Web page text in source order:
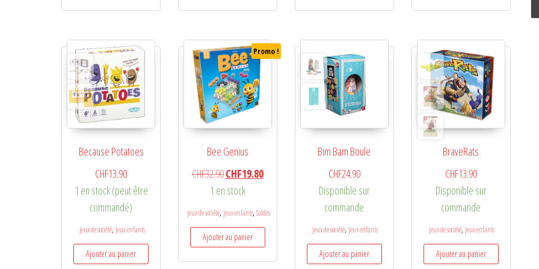
Because Potatoes
CHF13.90
1 en stock (peut être
commandé)
Jeux de société, Jeux enfants
Ajouter au panier
Promo !
Bee Genius
CHF32.90Le prix initial était : CHF32.90.
CHF19.80Le prix actuel est : CHF19.80.
1 en stock
Jeux de société, Jeux enfants,Soldes
Ajouter au panier
Bim Bam Boule
CHF24.90
Disponible sur
commande
Jeux de société, Jeux enfants
Ajouter au panier
BraveRats
CHF13.90
Disponible sur
commande
Jeux de société, Jeux enfants
Ajouter au panier